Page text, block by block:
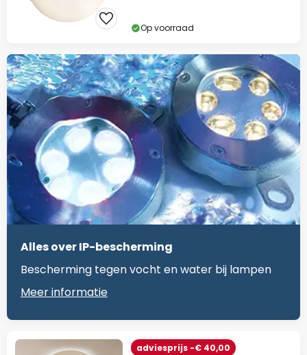
Op voorraad
Alles over IP-bescherming
Bescherming tegen vocht en water bij lampen
Meer informatie
adviesprijs -€ 40,00